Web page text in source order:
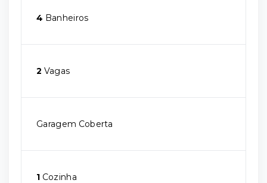
4 Banheiros
2 Vagas
Garagem Coberta
1 Cozinha